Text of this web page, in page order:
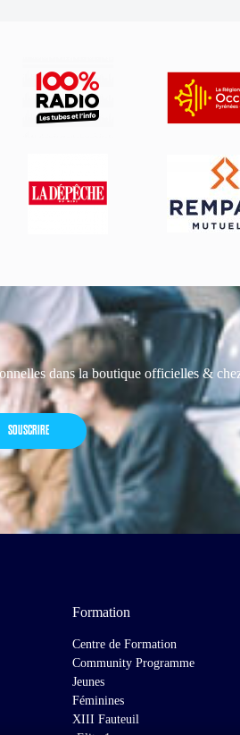
dans la boutique officielles &
SOUSCRIRE
Formation
Centre de Formation
Community Programme
Jeunes
Féminines
XIII Fauteuil